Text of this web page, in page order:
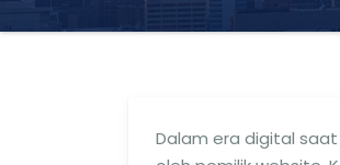
Dalam era digital